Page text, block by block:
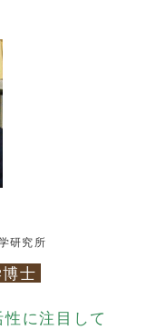
研究所
士
に注目して